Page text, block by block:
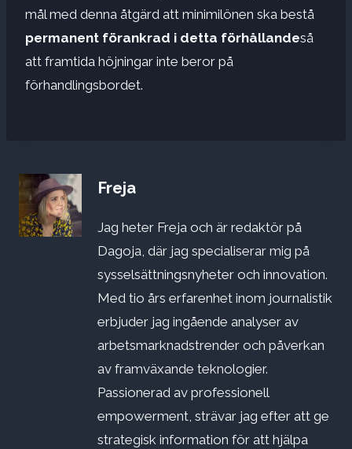
mål med denna åtgärd att minimilönen ska bestå
permanent förankrad i detta förhållandeså
att framtida höjningar inte beror på
förhandlingsbordet.
Freja
Jag heter Freja och är redaktör på
Dagoja, där jag specialiserar mig på
sysselsättningsnyheter och innovation.
Med tio års erfarenhet inom journalistik
erbjuder jag ingående analyser av
arbetsmarknadstrender och påverkan
av framväxande teknologier.
Passionerad av professionell
empowerment, strävar jag efter att ge
strategisk information för att hjälpa